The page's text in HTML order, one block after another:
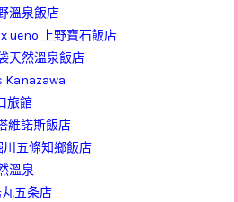
溫泉飯店
ueno 上野寶石飯店
天然溫泉飯店
Kanazawa
旅館
維諾斯飯店
川五條知鄉飯店
溫泉
五条店